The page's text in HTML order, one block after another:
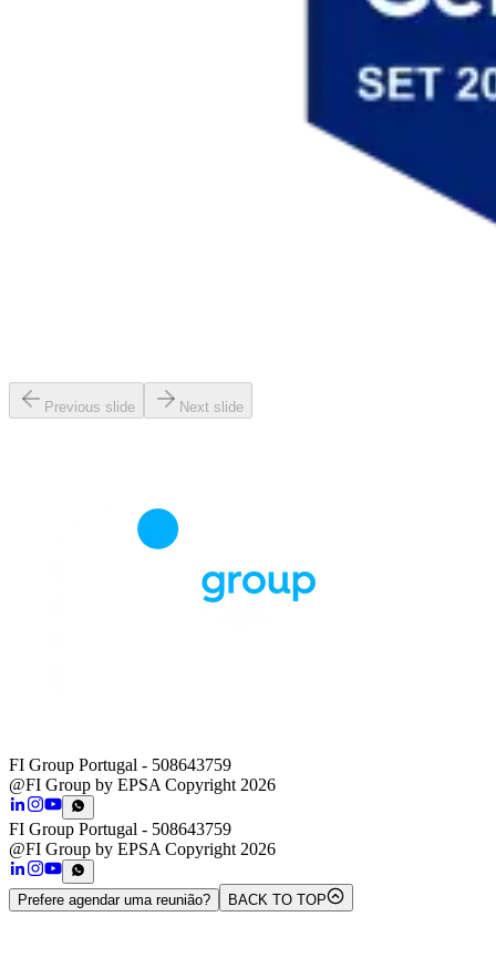
Previous slide Next slide
FI Group Portugal - 508643759
@FI Group by EPSA Copyright 2026
FI Group Portugal - 508643759
@FI Group by EPSA Copyright 2026
Prefere agendar uma reunião? BACK TO TOP